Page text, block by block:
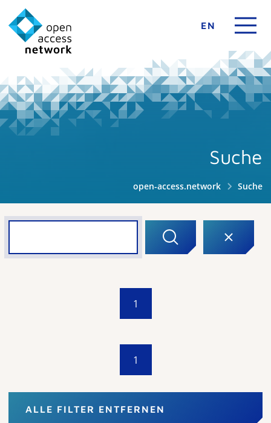
EN
Suche
open-access.network Suche
1
1
ALLE FILTER ENTFERNEN